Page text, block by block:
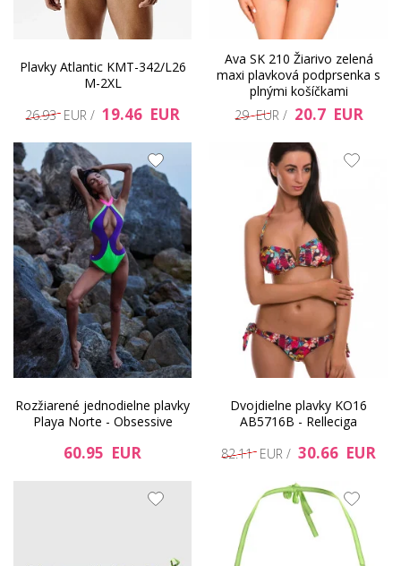
Plavky Atlantic KMT-342/L26
M-2XL
26.93 EUR / 19.46 EUR
Ava SK 210 Žiarivo zelená
maxi plavková podprsenka s
plnými košíčkami
29 EUR / 20.7 EUR
Rozžiarené jednodielne plavky
Playa Norte - Obsessive
60.95 EUR
Dvojdielne plavky KO16
AB5716B - Relleciga
82.11 EUR / 30.66 EUR